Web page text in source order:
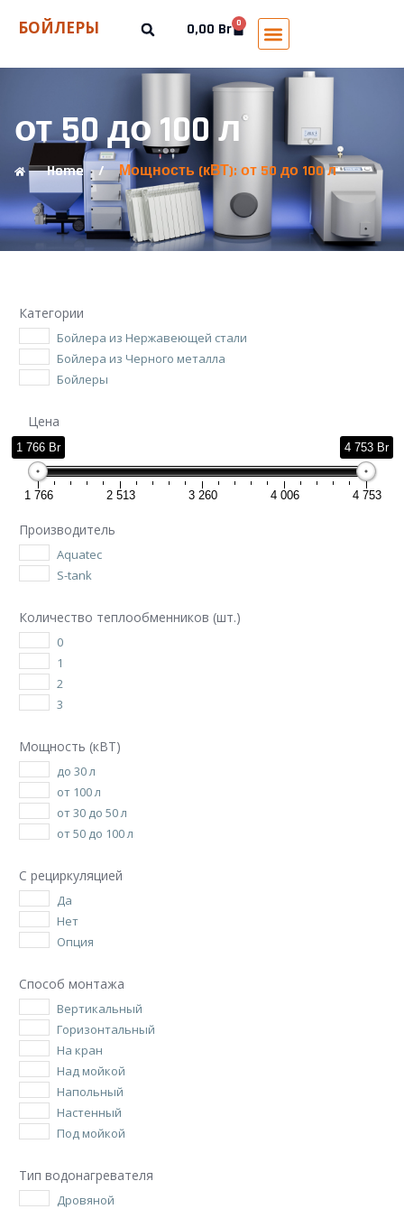
БОЙЛЕРЫ 0,00 Br 0
от 50 до 100 л
Home / Мощность (кВТ): от 50 до 100 л
Категории
Бойлера из Нержавеющей стали
Бойлера из Черного металла
Бойлеры
Цена
1 766 Br 4 753 Br
1 766 2 513 3 260 4 006 4 753
Производитель
Aquatec
S-tank
Количество теплообменников (шт.)
0
1
2
3
Мощность (кВТ)
до 30 л
от 100 л
от 30 до 50 л
от 50 до 100 л
С рециркуляцией
Да
Нет
Опция
Способ монтажа
Вертикальный
Горизонтальный
На кран
Над мойкой
Напольный
Настенный
Под мойкой
Тип водонагревателя
Дровяной